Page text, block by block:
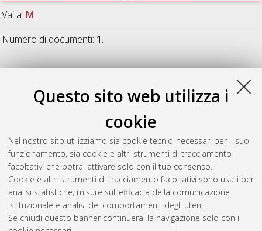
Questo sito web utilizza i
cookie
Nel nostro sito utilizziamo sia cookie tecnici necessari per il suo
funzionamento, sia cookie e altri strumenti di tracciamento
facoltativi che potrai attivare solo con il tuo consenso.
Cookie e altri strumenti di tracciamento facoltativi sono usati per
analisi statistiche, misure sull'efficacia della comunicazione
istituzionale e analisi dei comportamenti degli utenti.
Se chiudi questo banner continuerai la navigazione solo con i
Vai a: M
Numero di documenti: 1.
M
Melotto, Raoul(2007) L'ultima lingua. Studio sulla poesia
, [Dissertation thesis], Alma Mater
Studiorum Università di Bologna. Dottorato di ricerca in
Letterature comparate, 19 Ciclo. DOI
10.6092/unibo/amsdottorato/43.
Questa lista e' stata generata il Thu Aug 6 20:47:46 2026